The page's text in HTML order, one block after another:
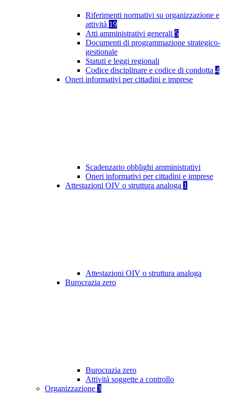
Riferimenti normativi su organizzazione e
attività 19
Atti amministrativi generali 5
Documenti di programmazione strategico-
gestionale
Statuti e leggi regionali
Codice disciplinare e codice di condotta 4
Oneri informativi per cittadini e imprese
Scadenzario obblighi amministrativi
Oneri informativi per cittadini e imprese
Attestazioni OIV o struttura analoga 1
Attestazioni OIV o struttura analoga
Burocrazia zero
Burocrazia zero
Attività soggette a controllo
Organizzazione 3